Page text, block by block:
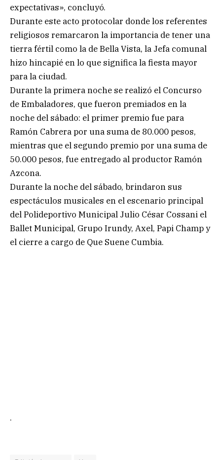
expectativas», concluyó.
Durante este acto protocolar donde los referentes
religiosos remarcaron la importancia de tener una
tierra fértil como la de Bella Vista, la Jefa comunal
hizo hincapié en lo que significa la fiesta mayor
para la ciudad.
Durante la primera noche se realizó el Concurso
de Embaladores, que fueron premiados en la
noche del sábado: el primer premio fue para
Ramón Cabrera por una suma de 80.000 pesos,
mientras que el segundo premio por una suma de
50.000 pesos, fue entregado al productor Ramón
Azcona.
Durante la noche del sábado, brindaron sus
espectáculos musicales en el escenario principal
del Polideportivo Municipal Julio César Cossani el
Ballet Municipal, Grupo Irundy, Axel, Papi Champ y
el cierre a cargo de Que Suene Cumbia.
.